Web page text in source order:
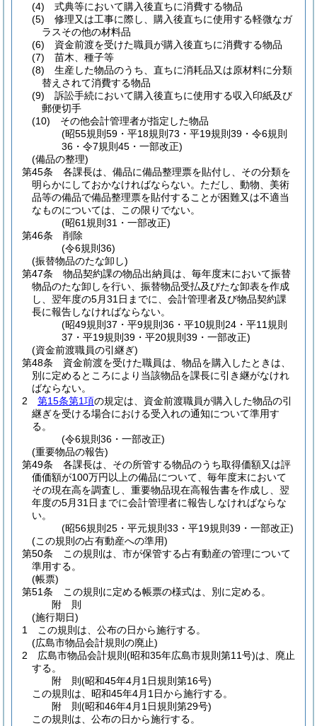
(4)
式典等において購入後直ちに消費する物品
(5)
修理又は工事に際し、購入後直ちに使用する軽微なガ
ラスその他の材料品
(6)
資金前渡を受けた職員が購入後直ちに消費する物品
(7)
苗木、種子等
(8)
生産した物品のうち、直ちに消耗品又は原材料に分類
替えされて消費する物品
(9)
訴訟手続において購入後直ちに使用する収入印紙及び
郵便切手
(10)
その他会計管理者が指定した物品
(昭55規則59・平18規則73・平19規則39・令6規則
36・令7規則45・一部改正)
(備品の整理)
第45条
各課長は、備品に備品整理票を貼付し、その分類を
明らかにしておかなければならない。 ただし、動物、美術
品等の備品で備品整理票を貼付することが困難又は不適当
なものについては、この限りでない。
(昭61規則31・一部改正)
第46条
削除
(令6規則36)
(振替物品のたな卸し)
第47条
物品契約課の物品出納員は、毎年度末において振替
物品のたな卸しを行い、振替物品受払及びたな卸表を作成
し、翌年度の5月31日までに、会計管理者及び物品契約課
長に報告しなければならない。
(昭49規則37・平9規則36・平10規則24・平11規則
37・平19規則39・平20規則39・一部改正)
(資金前渡職員の引継ぎ)
第48条
資金前渡を受けた職員は、物品を購入したときは、
別に定めるところにより当該物品を課長に引き継がなけれ
ばならない。
2
第15条第1項の規定は、資金前渡職員が購入した物品の引
継ぎを受ける場合における受入れの通知について準用す
る。
(令6規則36・一部改正)
(重要物品の報告)
第49条
各課長は、その所管する物品のうち取得価額又は評
価価額が100万円以上の備品について、毎年度末において
その現在高を調査し、重要物品現在高報告書を作成し、翌
年度の5月31日までに会計管理者に報告しなければならな
い。
(昭56規則25・平元規則33・平19規則39・一部改正)
(この規則の占有動産への準用)
第50条
この規則は、市が保管する占有動産の管理について
準用する。
(帳票)
第51条
この規則に定める帳票の様式は、別に定める。
附 則
(施行期日)
1
この規則は、公布の日から施行する。
(広島市物品会計規則の廃止)
2
広島市物品会計規則 (昭和35年広島市規則第11号)は、廃止
する。
附 則(昭和45年4月1日規則第16号)
この規則は、昭和45年4月1日から施行する。
附 則(昭和46年4月1日規則第29号)
この規則は、公布の日から施行する。